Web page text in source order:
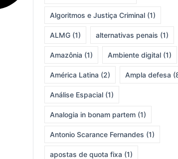
Algoritmos e Justiça Criminal(1)
ALMG(1) alternativas penais (1)
Amazônia (1) Ambiente digital(1)
América Latina (2) Ampla defesa
Análise Espacial(1)
Analogia in bonam partem(1)
Antonio Scarance Fernandes (1)
apostas de quota fixa (1)